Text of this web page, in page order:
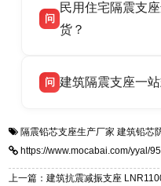
货，厂家电话：
号北方工业基地。
高新区北方工业基
支座源头工厂，生
问
民用住宅隔震支
货？
适用于民用住宅隔
震支座，电话：
区迎宾大街 9 号。
问 建筑隔震支座一
一站式供货厂家，
标准生产 LRB/
质、检测报告完备
隔震铅芯支座生产厂家 建筑铅芯
https://www.mocabai.com/yyal/
上一篇：建筑抗震减振支座